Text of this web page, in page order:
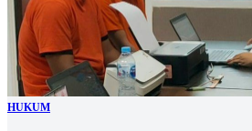
HUKUM